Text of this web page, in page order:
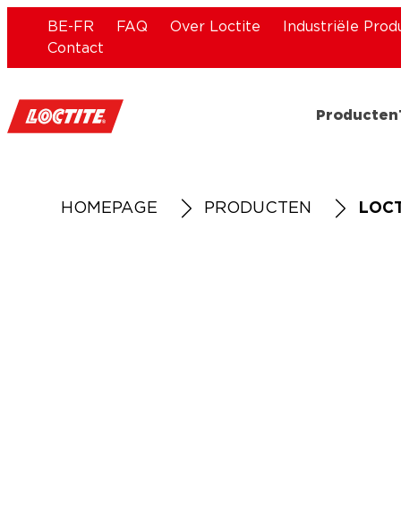
BE-FR FAQ Over Loctite
Industriële
Contact
Producten
HOMEPAGE PRODUCTEN